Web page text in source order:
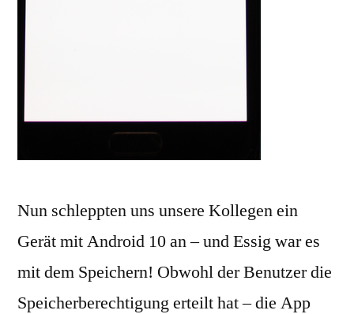
Nun schleppten uns unsere Kollegen ein
Gerät mit Android 10 an – und Essig war es
mit dem Speichern! Obwohl der Benutzer die
Speicherberechtigung erteilt hat – die App